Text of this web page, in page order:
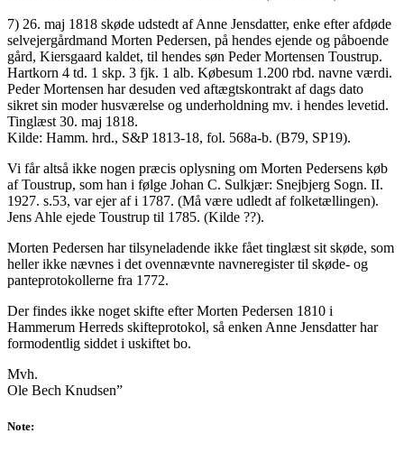
7) 26. maj 1818 skøde udstedt af Anne Jensdatter, enke efter afdøde
selvejergårdmand Morten Pedersen, på hendes ejende og påboende
gård, Kiersgaard kaldet, til hendes søn Peder Mortensen Toustrup.
Hartkorn 4 td. 1 skp. 3 fjk. 1 alb. Købesum 1.200 rbd. navne værdi.
Peder Mortensen har desuden ved aftægtskontrakt af dags dato
sikret sin moder husværelse og underholdning mv. i hendes levetid.
Tinglæst 30. maj 1818.
Kilde: Hamm. hrd., S&P 1813-18, fol. 568a-b. (B79, SP19).
Vi får altså ikke nogen præcis oplysning om Morten Pedersens køb
af Toustrup, som han i følge Johan C. Sulkjær: Snejbjerg Sogn. II.
1927. s.53, var ejer af i 1787. (Må være udledt af folketællingen).
Jens Ahle ejede Toustrup til 1785. (Kilde ??).
Morten Pedersen har tilsyneladende ikke fået tinglæst sit skøde, som
heller ikke nævnes i det ovennævnte navneregister til skøde- og
panteprotokollerne fra 1772.
Der findes ikke noget skifte efter Morten Pedersen 1810 i
Hammerum Herreds skifteprotokol, så enken Anne Jensdatter har
formodentlig siddet i uskiftet bo.
Mvh.
Ole Bech Knudsen”
Note: